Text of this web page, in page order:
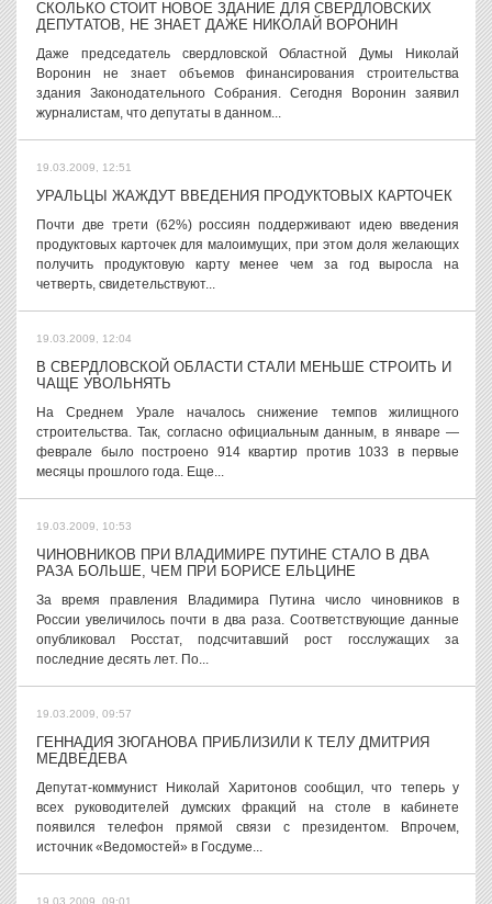
СКОЛЬКО СТОИТ НОВОЕ ЗДАНИЕ ДЛЯ СВЕРДЛОВСКИХ
ДЕПУТАТОВ, НЕ ЗНАЕТ ДАЖЕ НИКОЛАЙ ВОРОНИН
Даже председатель свердловской Областной Думы Николай
Воронин не знает объемов финансирования строительства
здания Законодательного Собрания. Сегодня Воронин заявил
журналистам, что депутаты в данном...
19.03.2009, 12:51
УРАЛЬЦЫ ЖАЖДУТ ВВЕДЕНИЯ ПРОДУКТОВЫХ КАРТОЧЕК
Почти две трети (62%) россиян поддерживают идею введения
продуктовых карточек для малоимущих, при этом доля желающих
получить продуктовую карту менее чем за год выросла на
четверть, свидетельствуют...
19.03.2009, 12:04
В СВЕРДЛОВСКОЙ ОБЛАСТИ СТАЛИ МЕНЬШЕ СТРОИТЬ И
ЧАЩЕ УВОЛЬНЯТЬ
На Среднем Урале началось снижение темпов жилищного
строительства. Так, согласно официальным данным, в январе —
феврале было построено 914 квартир против 1033 в первые
месяцы прошлого года. Еще...
19.03.2009, 10:53
ЧИНОВНИКОВ ПРИ ВЛАДИМИРЕ ПУТИНЕ СТАЛО В ДВА
РАЗА БОЛЬШЕ, ЧЕМ ПРИ БОРИСЕ ЕЛЬЦИНЕ
За время правления Владимира Путина число чиновников в
России увеличилось почти в два раза. Соответствующие данные
опубликовал Росстат, подсчитавший рост госслужащих за
последние десять лет. По...
19.03.2009, 09:57
ГЕННАДИЯ ЗЮГАНОВА ПРИБЛИЗИЛИ К ТЕЛУ ДМИТРИЯ
МЕДВЕДЕВА
Депутат-коммунист Николай Харитонов сообщил, что теперь у
всех руководителей думских фракций на столе в кабинете
появился телефон прямой связи с президентом. Впрочем,
источник «Ведомостей» в Госдуме...
19.03.2009, 09:01